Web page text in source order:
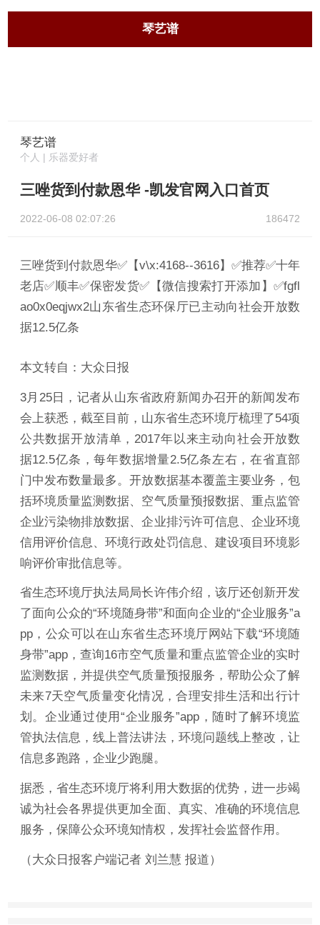
琴艺谱
琴艺谱
个人 | 乐器爱好者
三唑货到付款恩华 -凯发官网入口首页
2022-06-08 02:07:26 186472
三唑货到付款恩华✅【v\x:4168--3616】✅推荐✅十年
老店✅顺丰✅保密发货✅【微信搜索打开添加】✅fgfl
ao0x0eqjwx2山东省生态环保厅已主动向社会开放数
据12.5亿条
本文转自：大众日报
3月25日，记者从山东省政府新闻办召开的新闻发布
会上获悉，截至目前，山东省生态环境厅梳理了54项
公共数据开放清单，2017年以来主动向社会开放数
据12.5亿条，每年数据增量2.5亿条左右，在省直部
门中发布数量最多。开放数据基本覆盖主要业务，包
括环境质量监测数据、空气质量预报数据、重点监管
企业污染物排放数据、企业排污许可信息、企业环境
信用评价信息、环境行政处罚信息、建设项目环境影
响评价审批信息等。
省生态环境厅执法局局长许伟介绍，该厅还创新开发
了面向公众的“环境随身带”和面向企业的“企业服务”a
pp，公众可以在山东省生态环境厅网站下载“环境随
身带”app，查询16市空气质量和重点监管企业的实时
监测数据，并提供空气质量预报服务，帮助公众了解
未来7天空气质量变化情况，合理安排生活和出行计
划。企业通过使用“企业服务”app，随时了解环境监
管执法信息，线上普法讲法，环境问题线上整改，让
信息多跑路，企业少跑腿。
据悉，省生态环境厅将利用大数据的优势，进一步竭
诚为社会各界提供更加全面、真实、准确的环境信息
服务，保障公众环境知情权，发挥社会监督作用。
（大众日报客户端记者 刘兰慧 报道）